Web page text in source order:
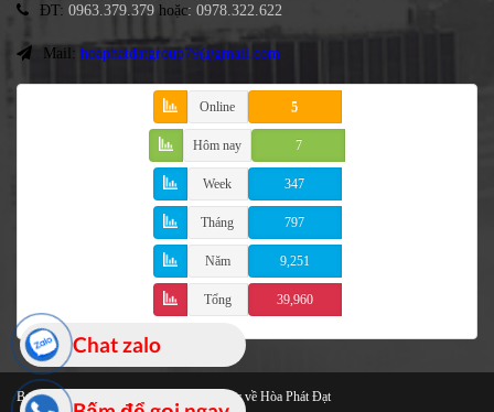
ĐT: 0963.379.379 hoặc: 0978.322.622
Mail: hoaphatdatgroup79@gmail.com
Online 5
Hôm nay 7
Week 347
Tháng 797
Năm 9,251
Tổng 39,960
Bạt Che Cao Cấp © 2021 Bản quyền thuộc về Hòa Phát Đạt
Chat zalo